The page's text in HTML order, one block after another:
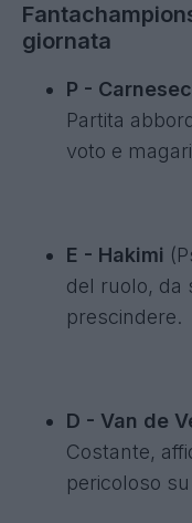
giornata
P -
Partita
voto e
E - Hakimi
del ruolo, da
prescindere.
D - Van de
Costante,
pericoloso